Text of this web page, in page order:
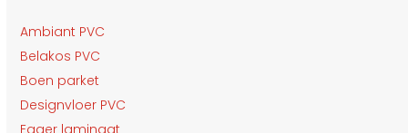
Ambiant PVC
Belakos PVC
Boen parket
Designvloer PVC